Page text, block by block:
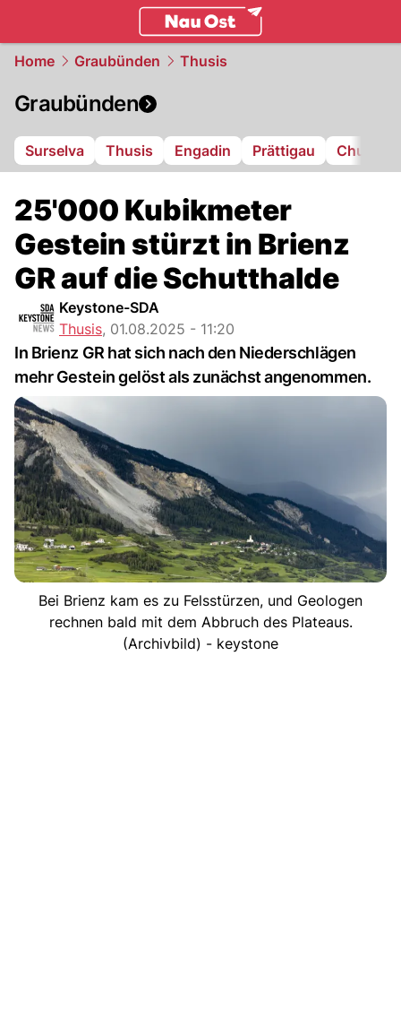
Home Graubünden Thusis
Graubünden
Surselva Thusis Engadin Prättigau Chur
25'000 Kubikmeter
Gestein stürzt in Brienz
GR auf die Schutthalde
Keystone-SDA
Thusis, 01.08.2025 - 11:20
In Brienz GR hat sich nach den Niederschlägen
mehr Gestein gelöst als zunächst angenommen.
Bei Brienz kam es zu Felsstürzen, und Geologen
rechnen bald mit dem Abbruch des Plateaus.
(Archivbild) - keystone